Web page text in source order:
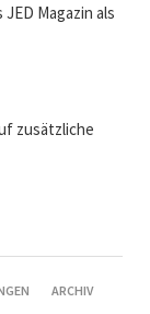
Magazin als
zusätzliche
ARCHIV